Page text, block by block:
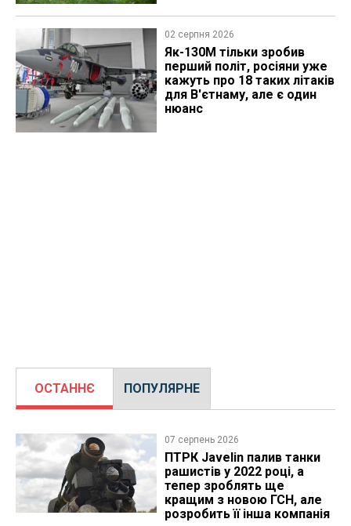
02 серпня 2026
Як-130М тільки зробив
перший політ, росіяни уже
кажуть про 18 таких літаків
для В'єтнаму, але є один
нюанс
ОСТАННЄ ПОПУЛЯРНЕ
07 серпень 2026
ПТРК Javelin палив танки
рашистів у 2022 році, а
тепер зроблять ще
кращим з новою ГСН, але
розробить її інша компанія